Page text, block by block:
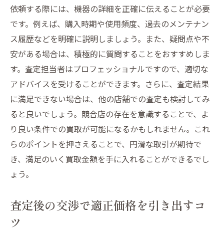
依頼する際には、機器の詳細を正確に伝えることが必要
です。例えば、購入時期や使用頻度、過去のメンテナン
ス履歴などを明確に説明しましょう。また、疑問点や不
安がある場合は、積極的に質問することをおすすめしま
す。査定担当者はプロフェッショナルですので、適切な
アドバイスを受けることができます。さらに、査定結果
に満足できない場合は、他の店舗での査定も検討してみ
ると良いでしょう。競合店の存在を意識することで、よ
り良い条件での買取が可能になるかもしれません。これ
らのポイントを押さえることで、円滑な取引が期待で
き、満足のいく買取金額を手に入れることができるでし
ょう。
査定後の交渉で適正価格を引き出すコ
ツ